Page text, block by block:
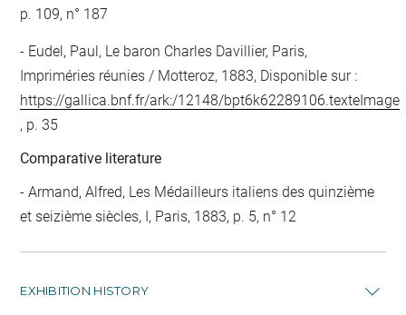
p. 109, n° 187
Eudel, Paul, Le baron Charles Davillier, Paris,
Impriméries réunies / Motteroz, 1883, Disponible sur :
https://gallica.bnf.fr/ark:/12148/bpt6k62289106.texteImage
, p. 35
Comparative literature
- Armand, Alfred, Les Médailleurs italiens des quinzième
et seizième siècles, I, Paris, 1883, p. 5, n° 12
EXHIBITION HISTORY